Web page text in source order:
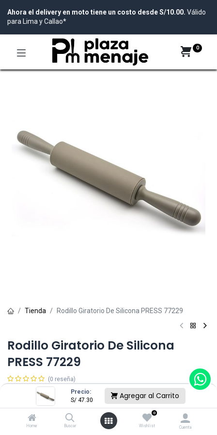
Precio:
S/ 47.30 Agregar al Carrito
Home Buscar
0
Wishlist Cuenta
Ahora el delivery en moto tiene un costo desde S/10.00. Válido
para Lima y Callao*
0
Tienda Rodillo Giratorio De Silicona PRESS 77229
Rodillo Giratorio De Silicona
PRESS 77229
(0 reseña)
47.30
Sin existencias.